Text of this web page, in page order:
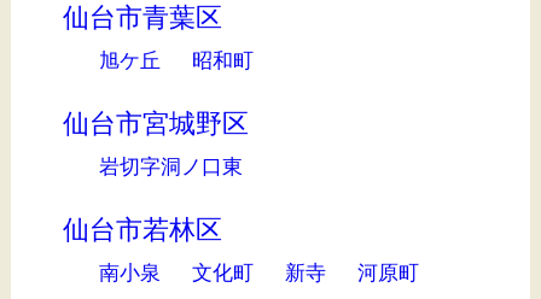
仙台市青葉区
旭ケ丘 昭和町
仙台市宮城野区
岩切字洞ノ口東
仙台市若林区
南小泉 文化町 新寺 河原町